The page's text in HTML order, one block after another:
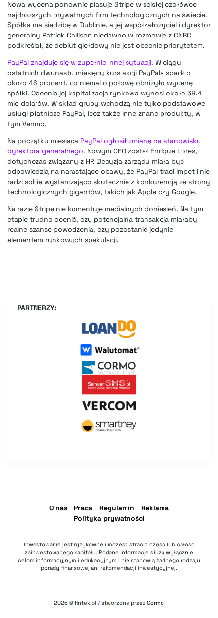
Nowa wycena ponownie plasuje Stripe w ścisłej czołówce
najdroższych prywatnych firm technologicznych na świecie.
Spółka ma siedzibę w Dublinie, a jej współzałożyciel i dyrektor
generalny Patrick Collison niedawno w rozmowie z CNBC
podkreślał, że debiut giełdowy nie jest obecnie priorytetem.
PayPal znajduje się w zupełnie innej sytuacji. W ciągu
ostatnich dwunastu miesięcy kurs akcji PayPala spadł o
około 46 procent, co niemal o połowę obniżyło wycenę
spółki. Obecnie jej kapitalizacja rynkowa wynosi około 38,4
mld dolarów. W skład grupy wchodzą nie tylko podstawowe
usługi płatnicze PayPal, lecz także inne znane produkty, w
tym Venmo.
Na początku miesiąca PayPal ogłosił zmianę na stanowisku
dyrektora generalnego. Nowym CEO został Enrique Lores,
dotychczas związany z HP. Decyzja zarządu miała być
odpowiedzią na narastające obawy, że PayPal traci impet i nie
radzi sobie wystarczająco skutecznie z konkurencją ze strony
technologicznych gigantów, takich jak Apple czy Google.
Na razie Stripe nie komentuje medialnych doniesień. Na tym
etapie trudno ocenić, czy potencjalna transakcja miałaby
realne szanse powodzenia, czy pozostanie jedynie
elementem rynkowych spekulacji.
PARTNERZY:
O nas Praca Regulamin
Reklama
Polityka prywatności
Inwestowanie jest ryzykowne i możesz stracić część lub całość
zainwestowanego kapitału. Podane informacje służą wyłącznie
celom informacyjnym i edukacyjnym i nie stanowią żadnego rodzaju
porady finansowej ani rekomendacji inwestycyjnej.
2026 © fintek.pl / stworzone przez Cormo